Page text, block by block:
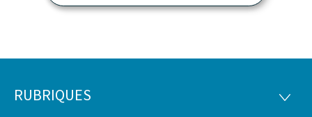
Pied
RUBRIQUES